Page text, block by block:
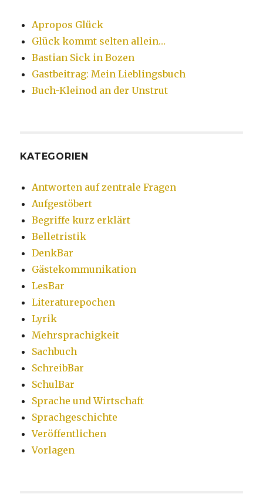
Apropos Glück
Glück kommt selten allein…
Bastian Sick in Bozen
Gastbeitrag: Mein Lieblingsbuch
Buch-Kleinod an der Unstrut
KATEGORIEN
Antworten auf zentrale Fragen
Aufgestöbert
Begriffe kurz erklärt
Belletristik
DenkBar
Gästekommunikation
LesBar
Literaturepochen
Lyrik
Mehrsprachigkeit
Sachbuch
SchreibBar
SchulBar
Sprache und Wirtschaft
Sprachgeschichte
Veröffentlichen
Vorlagen